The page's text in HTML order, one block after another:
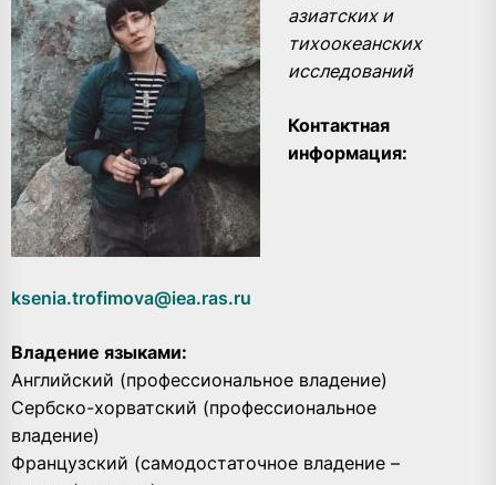
азиатских и
тихоокеанских
исследований
Контактная
информация:
ksenia.trofimova@iea.ras.ru
Владение языками:
Английский (профессиональное владение)
Сербско-хорватский (профессиональное
владение)
Французский (самодостаточное владение –